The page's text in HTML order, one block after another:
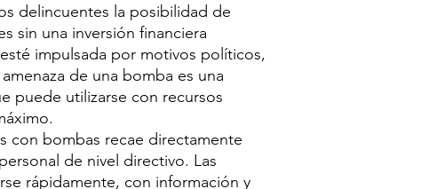
delincuentes la posibilidad de
sin una inversión financiera
impulsada por motivos políticos,
de una bomba es una
puede utilizarse con recursos
con bombas recae directamente
de nivel directivo. Las
rápidamente, con información y